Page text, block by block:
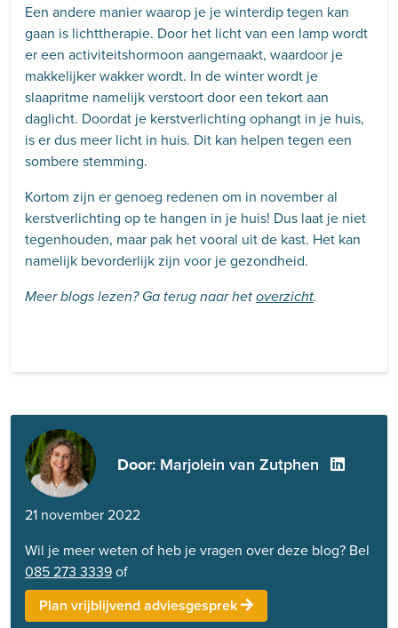
Een andere manier waarop je je winterdip tegen kan
gaan is lichttherapie. Door het licht van een lamp wordt
er een activiteitshormoon aangemaakt, waardoor je
makkelijker wakker wordt. In de winter wordt je
slaapritme namelijk verstoort door een tekort aan
daglicht. Doordat je kerstverlichting ophangt in je huis,
is er dus meer licht in huis. Dit kan helpen tegen een
sombere stemming.
Kortom zijn er genoeg redenen om in november al
kerstverlichting op te hangen in je huis! Dus laat je niet
tegenhouden, maar pak het vooral uit de kast. Het kan
namelijk bevorderlijk zijn voor je gezondheid.
Meer blogs lezen? Ga terug naar het overzicht.
Door: Marjolein van Zutphen
21 november 2022
Wil je meer weten of heb je vragen over deze blog? Bel
085 273 3339of
Plan vrijblijvend adviesgesprek